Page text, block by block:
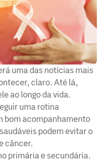
uma das notícias mais
claro. Até lá,
ao longo da vida.
uma rotina
bom acompanhamento
podem evitar o
câncer.
primária e secundária.